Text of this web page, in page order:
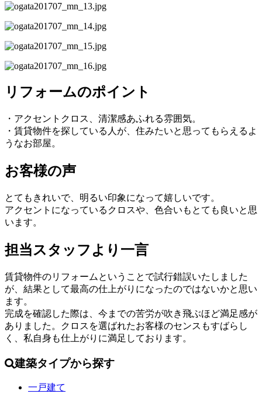
リフォームのポイント
・アクセントクロス、清潔感あふれる雰囲気。
・賃貸物件を探している人が、住みたいと思ってもらえるよ
うなお部屋。
お客様の声
とてもきれいで、明るい印象になって嬉しいです。
アクセントになっているクロスや、色合いもとても良いと思
います。
担当スタッフより一言
賃貸物件のリフォームということで試行錯誤いたしました
が、結果として最高の仕上がりになったのではないかと思い
ます。
完成を確認した際は、今までの苦労が吹き飛ぶほど満足感が
ありました。クロスを選ばれたお客様のセンスもすばらし
く、私自身も仕上がりに満足しております。
建築タイプから探す
一戸建て